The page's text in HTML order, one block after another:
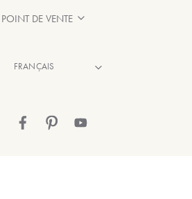
POINT DE VENTE